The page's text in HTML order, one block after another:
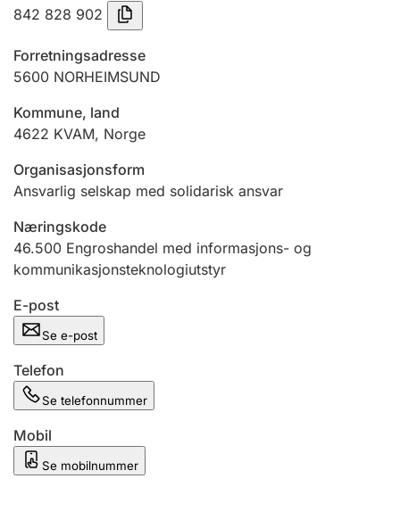
Jeger
Betaling og jegeravgiftskort
Ektepaktveileder
Offentlig sektor
Andre tema
842 828 902
Forretningsadresse
5600 NORHEIMSUND
Kommune, land
4622 KVAM, Norge
Organisasjonsform
Ansvarlig selskap med solidarisk ansvar
Næringskode
46.500 Engroshandel med informasjons- og
kommunikasjonsteknologiutstyr
E-post
Se e-post
Telefon
Se telefonnummer
Mobil
Se mobilnummer